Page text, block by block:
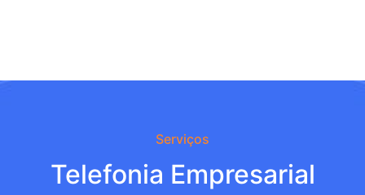
Serviços
Telefonia Empresarial